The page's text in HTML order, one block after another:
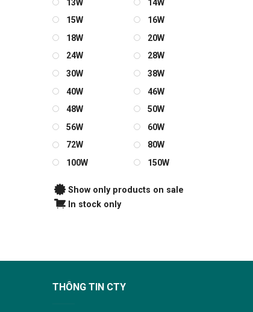
13W
14W
15W
16W
18W
20W
24W
28W
30W
38W
40W
46W
48W
50W
56W
60W
72W
80W
100W
150W
Show only products on sale
In stock only
THÔNG TIN CTY